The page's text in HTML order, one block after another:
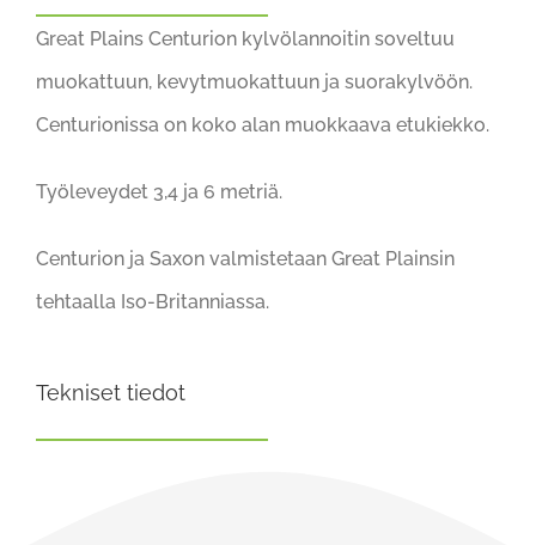
Great Plains Centurion kylvölannoitin soveltuu
muokattuun, kevytmuokattuun ja suorakylvöön.
Centurionissa on koko alan muokkaava etukiekko.
Työleveydet 3,4 ja 6 metriä.
Centurion ja Saxon valmistetaan Great Plainsin
tehtaalla Iso-Britanniassa.
Tekniset tiedot